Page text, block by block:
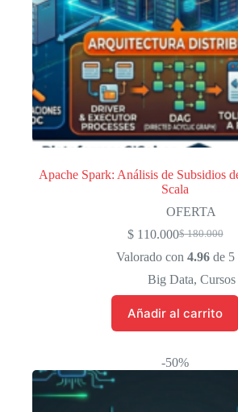
Apache Spark: Análisis de Subsidios
Scala
OFERTA
$180.000
El
precio
era:
$ 180.000.
$110.000El
precio
es:
$ 110.000.
Valorado con 4.96de 5
Big Data, Cursos
Añadir al carrito
-50%